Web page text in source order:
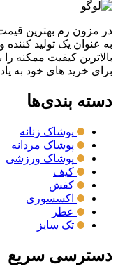
در مزون رم بهترین قیمت
به عنوان یک تولید
بالاترین کیفیت ممکنه
برای خرید های خود به یاد mezon rome باشید
دسته بندی‌ها
پوشاک زنانه
پوشاک مردانه
پوشاک ورزشی
کیف
کفش
اکسسوری
عطر
تک سایز
دسترسی سریع